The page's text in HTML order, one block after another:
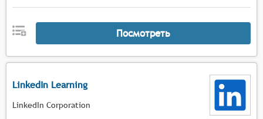
Посмотреть
LinkedIn Learning
LinkedIn Corporation